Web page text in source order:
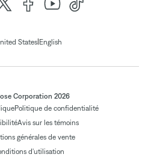
States| English
Corporation 2026
Politique de confidentialité
Avis sur les témoins
générales de vente
d'utilisation